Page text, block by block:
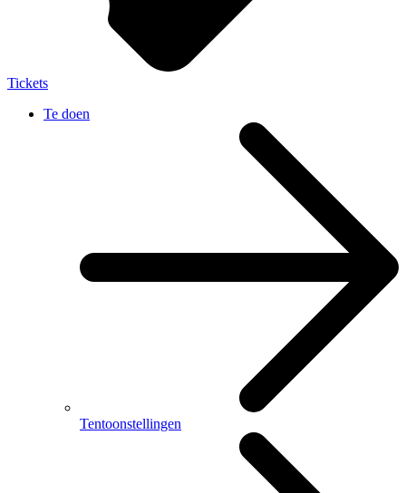
Tickets
Te doen
Tentoonstellingen